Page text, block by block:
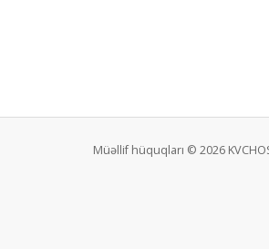
Müəllif hüquqları © 2026